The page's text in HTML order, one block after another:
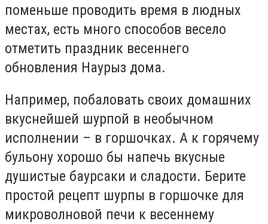
поменьше проводить время в людных
местах, есть много способов весело
отметить праздник весеннего
обновления Наурыз дома.
Например, побаловать своих домашних
вкуснейшей шурпой в необычном
исполнении – в горшочках. А к горячему
бульону хорошо бы напечь вкусные
душистые баурсаки и сладости. Берите
простой рецепт шурпы в горшочке для
микроволновой печи к весеннему